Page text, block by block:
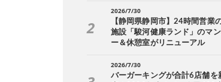
2026/7/30
【静岡県静岡市】24時間営業
施設「駿河健康ランド」のマ
ー＆休憩室がリニューアル
2026/7/30
バーガーキングが合計6店舗を